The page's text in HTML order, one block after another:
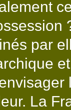
par
La